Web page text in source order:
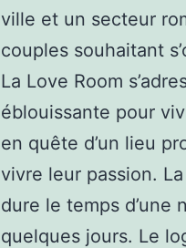
ville et un secteur
couples souhaitant
La Love Room
éblouissante pour
en quête d’un lieu
vivre leur passion.
dure le temps d’une
quelques jours. Le